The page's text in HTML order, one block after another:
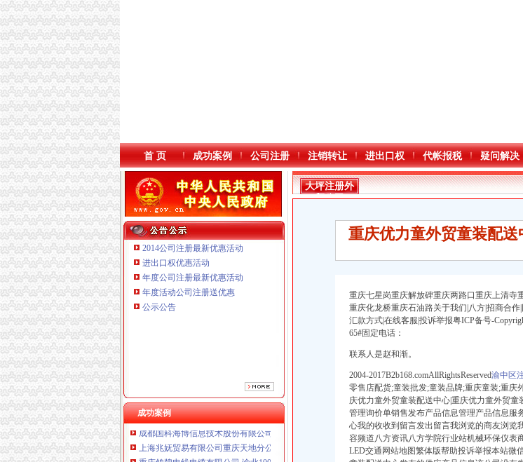
首 页 成功案例 公司注册 注销转让 进出口权 代帐报税 疑问解决
2014公司注册最新优惠活动
进出口权优惠活动
年度公司注册最新优惠活动
年度活动公司注册送优惠
公示公告
成功案例
重庆鸽牌电线电缆有限公司 渝北10010万 (进出口权)
重庆傲志众达投资咨询有限责任公司 渝九1000万 （增资）
重庆盛旗投资咨询有限公司 渝中10万 （工商注册）
重庆华康假肢矫形有限公司 渝中120万 （增资）
成都国科海博信息技术股份有限公司重庆分公司 渝江 （工商注册）
上海兆妩贸易有限公司重庆天地分公司 渝中 （工商注册）
重庆鸽牌电线电缆有限公司 渝北10010万 (进出口权)
大坪注册外
贸公司
重庆优力童外贸童装配
重庆七星岗重庆解放碑重庆两路口重庆上清寺
重庆化龙桥重庆石油路关于我们|八方|招商合
汇款方式|在线客服|投诉举报粤ICP备号-
65#固定电话：
联系人是赵和渐。
2004-2017B2b168.comAllRightsReserved渝中区
零售店配货;童装批发;童装品牌;重庆童装;重庆
庆优力童外贸童装配送中心|重庆优力童外贸
管理询价单销售发布产品信息管理产品信息服
心我的收收到留言发出留言我浏览的商友浏览
容频道八方资讯八方学院行业站机械环保仪表
LED交通网站地图繁体版帮助投诉举报本站微